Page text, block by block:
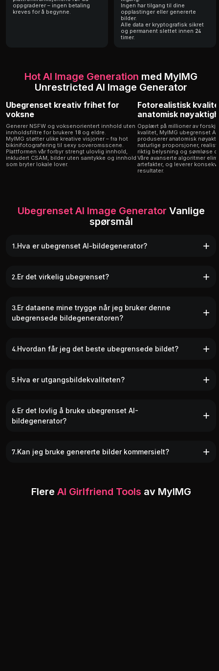
oppgraderer – ingen betaling
kreves for å begynne.
Ingen har tilgang til dine
opplastinger eller genererte
bilder.
Alle data er kryptografisk sikret
og permanent slettet innen 24
timer.
Hot AI Image Generation med MyIMG
Unrestricted AI Image Generator
Ubegrenset kreativ frihet for
voksne
Generer NSFW og voksenorientert innhold uten
innholdsfiltre for brukere 18 og eldre.
MyIMG støtter ulike kreative visjoner – fra hot
bikinifotografering til sexy soveromsscene.
Plattformen vår forbyr strengt ulovlig innhold,
inkludert CSAM, bilder uten samtykke og innhold
som bryter lokale lover.
Fotorealistisk
anatomisk
Opplært på millioner av
kvalitet, MyIMG ubegrenset
produserer anatomisk
naturlige proporsjoner,
riktig belysning og sømløse
Våre avanserte algoritmer
artefakter, og leverer
resultater.
Ubegrenset AI Image Generator Vanlige
spørsmål
1.Hva er ubegrenset AI-bildegenerator?
2.Er det virkelig ubegrenset?
3.Er dataene mine trygge når jeg bruker denne
ubegrensede bildegeneratoren?
4.Hvordan får jeg det beste ubegrensede bildet?
5.Hva er utgangsbildekvaliteten?
6.Er det lovlig å bruke ubegrenset AI-
bildegenerator?
7.Kan jeg bruke genererte bilder kommersielt?
Flere AI Girlfriend Tools av MyIMG